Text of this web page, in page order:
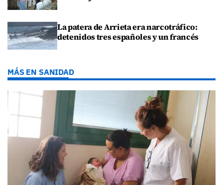
La patera de Arrieta era narcotráfico:
detenidos tres españoles y un francés
MÁS EN SANIDAD